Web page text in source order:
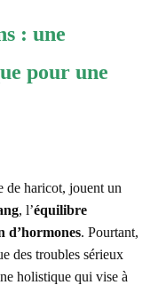
: une
pour une
de haricot, jouent un
, l’équilibre
d’hormones. Pourtant,
des troubles sérieux
holistique qui vise à